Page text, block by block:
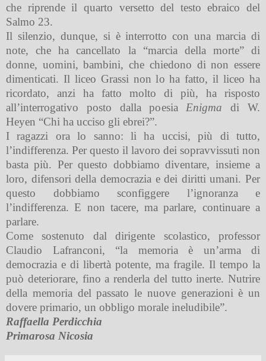
che riprende il quarto versetto del testo ebraico del
Salmo 23.
Il silenzio, dunque, si è interrotto con una marcia di
note, che ha cancellato la “marcia della morte” di
donne, uomini, bambini, che chiedono di non essere
dimenticati. Il liceo Grassi non lo ha fatto, il liceo ha
ricordato, anzi ha fatto molto di più, ha risposto
all’interrogativo posto dalla poesia Enigma di W.
Heyen “Chi ha ucciso gli ebrei?”.
I ragazzi ora lo sanno: li ha uccisi, più di tutto,
l’indifferenza. Per questo il lavoro dei sopravvissuti non
basta più. Per questo dobbiamo diventare, insieme a
loro, difensori della democrazia e dei diritti umani. Per
questo dobbiamo sconfiggere l’ignoranza e
l’indifferenza. E non tacere, ma parlare, continuare a
parlare.
Come sostenuto dal dirigente scolastico, professor
Claudio Lafranconi, “la memoria è un’arma di
democrazia e di libertà potente, ma fragile. Il tempo la
può deteriorare, fino a renderla del tutto inerte. Nutrire
della memoria del passato le nuove generazioni è un
dovere primario, un obbligo morale ineludibile”.
Raffaella Perdicchia
Primarosa Nicosia